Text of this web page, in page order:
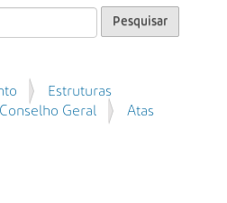
Estruturas
Conselho Geral
Atas